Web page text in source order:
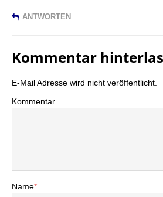
ANTWORTEN
Kommentar
E-Mail Adresse wird nicht veröffentlicht.
Kommentar
Name*